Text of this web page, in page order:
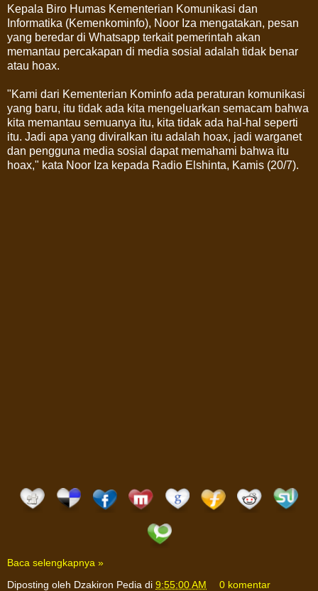
Kepala Biro Humas Kementerian Komunikasi dan
Informatika (Kemenkominfo), Noor Iza mengatakan, pesan
yang beredar di Whatsapp terkait pemerintah akan
memantau percakapan di media sosial adalah tidak benar
atau hoax.
"Kami dari Kementerian Kominfo ada peraturan komunikasi
yang baru, itu tidak ada kita mengeluarkan semacam bahwa
kita memantau semuanya itu, kita tidak ada hal-hal seperti
itu. Jadi apa yang diviralkan itu adalah hoax, jadi warganet
dan pengguna media sosial dapat memahami bahwa itu
hoax," kata Noor Iza kepada Radio Elshinta, Kamis (20/7).
Baca selengkapnya »
Diposting oleh Dzakiron Pedia di 9:55:00 AM 0 komentar